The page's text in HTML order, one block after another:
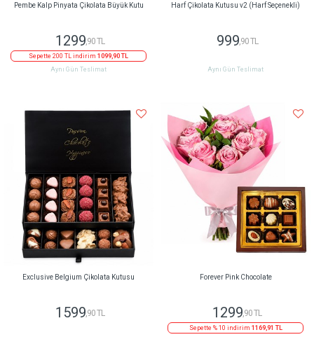
Pembe Kalp Pinyata Çikolata Büyük Kutu
1299 ,90 TL
Sepette 200 TL indirim 1099,90 TL
Aynı Gün Teslimat
Harf Çikolata Kutusu v2 (Harf Seçenekli)
999,90 TL
Aynı Gün Teslimat
Exclusive Belgium Çikolata Kutusu
1599,90 TL
Forever Pink Chocolate
1299,90 TL
Sepette % 10 indirim 1169,91 TL